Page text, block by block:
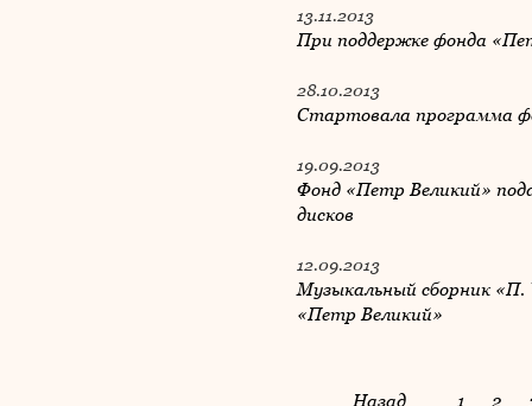
13.11.2013
При поддержке фонда
28.10.2013
Стартовала программа
19.09.2013
Фонд «Петр Великий»
дисков
12.09.2013
Музыкальный сборник «П.
«Петр Великий»
Назад 1 2